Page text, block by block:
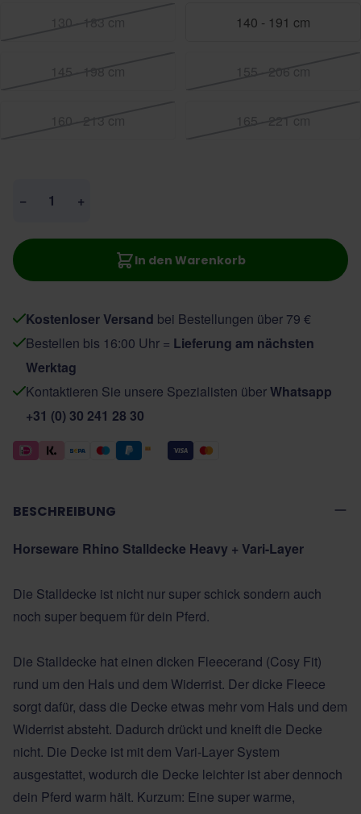
140 - 191 cm
− +
In den Warenkorb
Kostenloser Versand bei Bestellungen über 79 €
Bestellen bis 16:00 Uhr = Lieferung am nächsten
Werktag
Kontaktieren Sie unsere Spezialisten überWhatsapp
+31 (0) 30 241 28 30
BESCHREIBUNG
Horseware Rhino Stalldecke Heavy + Vari-Layer
Die Stalldecke ist nicht nur super schick sondern auch
noch super bequem für dein Pferd.
Die Stalldecke hat einen dicken Fleecerand (Cosy Fit)
rund um den Hals und dem Widerrist. Der dicke Fleece
sorgt dafür, dass die Decke etwas mehr vom Hals und dem
Widerrist absteht. Dadurch drückt und kneift die Decke
nicht. Die Decke ist mit dem Vari-Layer System
ausgestattet, wodurch die Decke leichter ist aber dennoch
dein Pferd warm hält. Kurzum: Eine super warme,